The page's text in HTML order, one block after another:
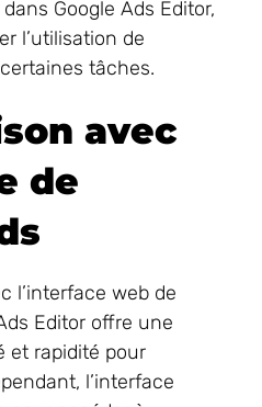
Google Ads Editor,
l’utilisation de
tâches.
avec
de
l’interface web de
Editor offre une
et rapidité pour
l’interface